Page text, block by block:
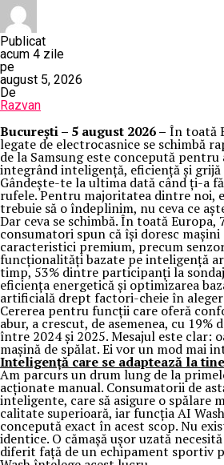
Publicat
acum 4 zile
pe
august 5, 2026
De
Razvan
București – 5 august 2026 – În toată
legate de electrocasnice se schimbă
de la Samsung este concepută pentru
integrând inteligență, eficiență și
Gândește-te la ultima dată când ți-a
rufele. Pentru majoritatea dintre noi,
trebuie să o îndeplinim, nu ceva ce
Dar ceva se schimbă. În toată Europa,
consumatori spun că își doresc mașini
caracteristici premium, precum
funcționalități bazate pe inteligență
timp, 53% dintre participanți la
eficiența energetică și optimizarea
artificială drept factori-cheie în
Cererea pentru funcții care oferă
abur, a crescut, de asemenea, cu 19%
între 2024 și 2025. Mesajul este clar:
mașină de spălat. Ei vor un mod mai
Inteligență care se adaptează la tine
Am parcurs un drum lung de la
acționate manual. Consumatorii de
inteligente, care să asigure o spălare
calitate superioară, iar funcția AI
concepută exact în acest scop. Nu
identice. O cămașă ușor uzată
diferit față de un echipament sportiv